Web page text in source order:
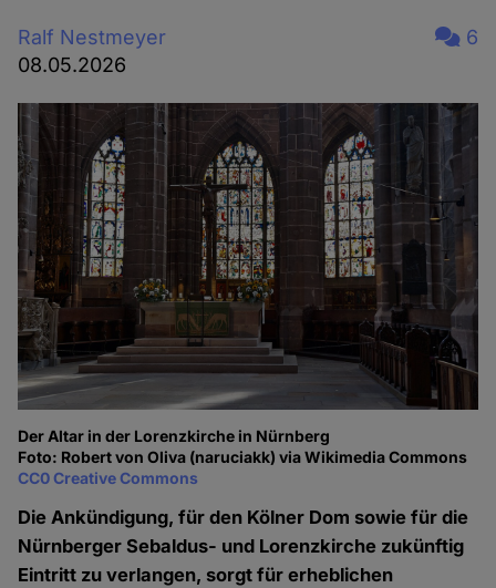
Ralf Nestmeyer
08.05.2026
6
Der Altar in der Lorenzkirche in Nürnberg
Foto: Robert von Oliva (naruciakk) via Wikimedia Commons
CC0 Creative Commons
Die Ankündigung, für den Kölner Dom sowie für die
Nürnberger Sebaldus- und Lorenzkirche zukünftig
Eintritt zu verlangen, sorgt für erheblichen